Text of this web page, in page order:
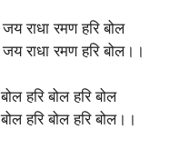
राधा रमण हरि बोल
राधा रमण हरि बोल।।
हरि बोल हरि बोल
हरि बोल हरि बोल।।